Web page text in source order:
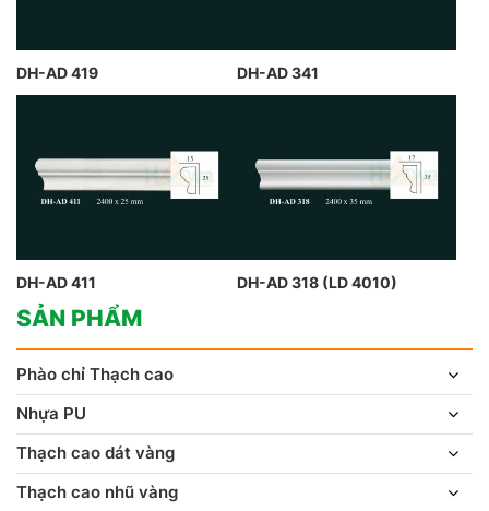
DH-AD 419 DH-AD 341
DH-AD 411 DH-AD 318 (LD 4010)
SẢN PHẨM
Phào chỉ Thạch cao
Nhựa PU
Thạch cao dát vàng
Thạch cao nhũ vàng